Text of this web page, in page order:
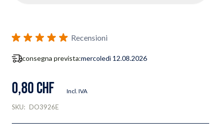
Recensioni
consegna prevista:mercoledì 12.08.2026
0,80 CHF Incl. IVA
SKU: DO3926E